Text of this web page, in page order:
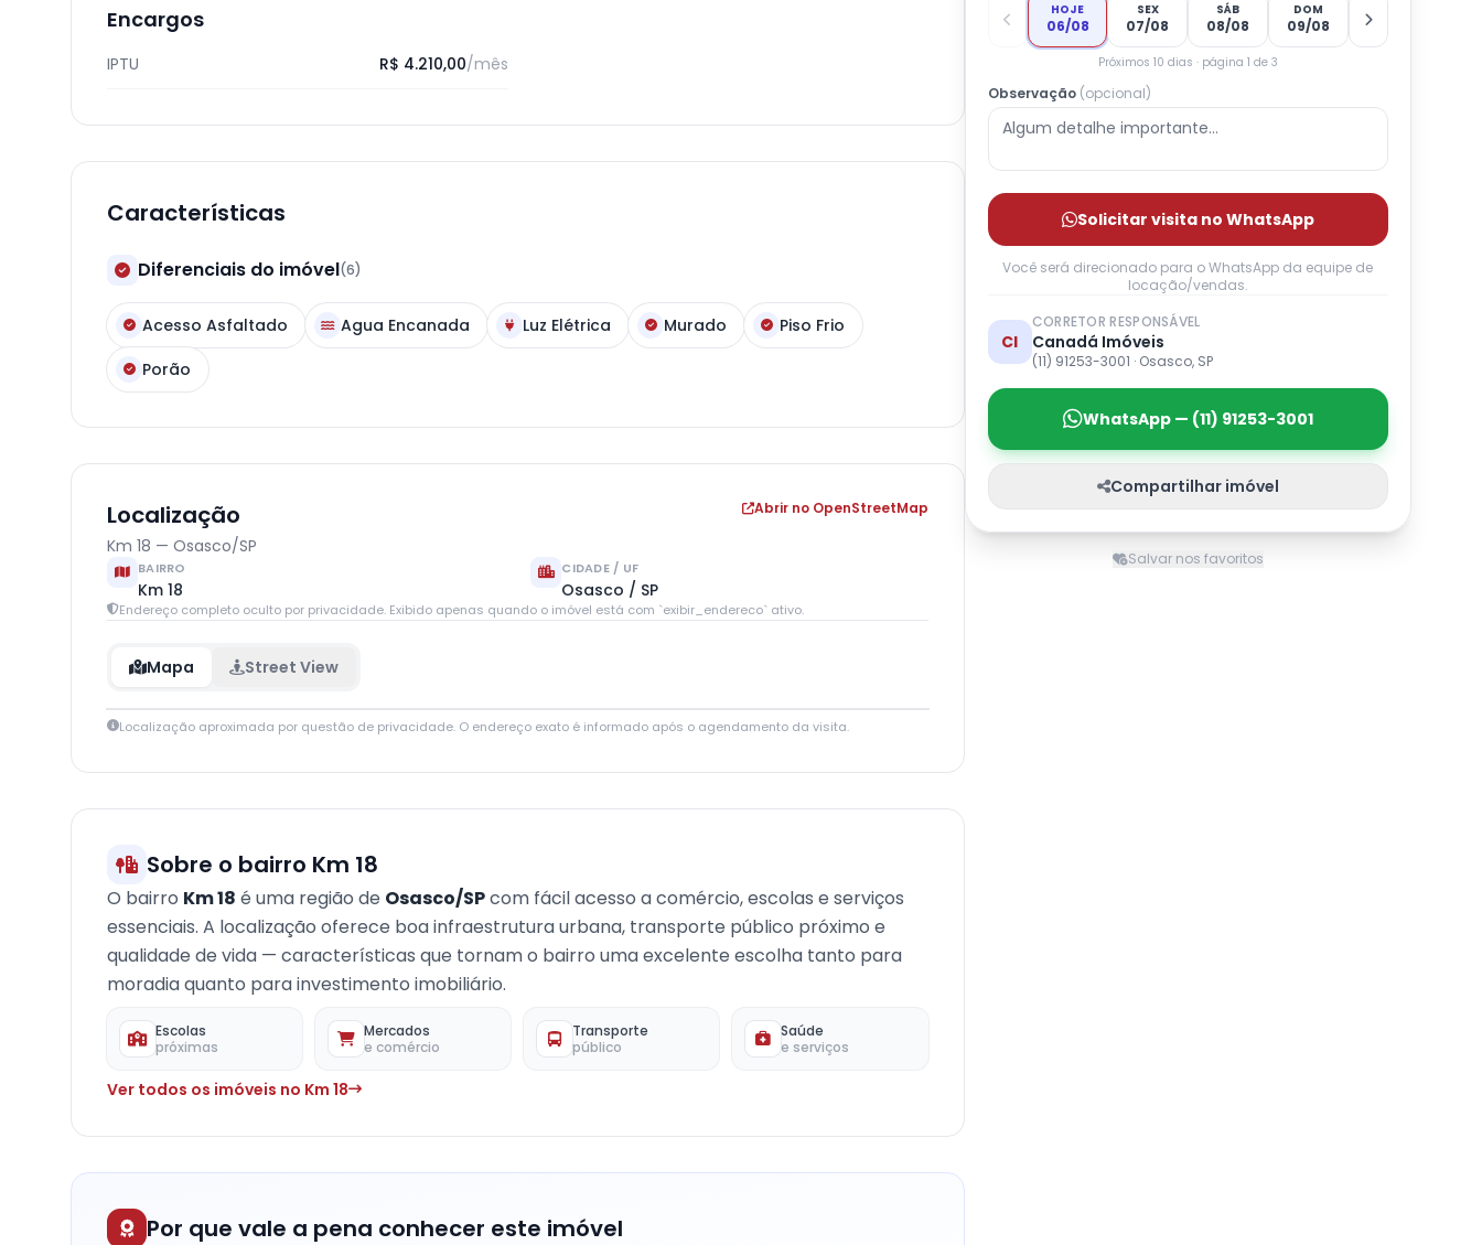
Encargos
IPTU R$ 4.210,00/mês
Características
Diferenciais do imóvel(6)
Acesso Asfaltado Agua Encanada Luz Elétrica Murado
Piso Frio
Porão
Localização
Km 18 — Osasco/SP
Abrir no OpenStreetMap
BAIRRO
Km 18
CIDADE / UF
Osasco / SP
Endereço completo oculto por privacidade. Exibido apenas quando o imóvel está com `exibir_endereco` ativo.
Mapa Street View
+
−
Localização aproximada por questão de privacidade. O endereço exato é informado após o agendamento da visita.
Sobre o bairro Km 18
O bairro Km 18 é uma região de Osasco/SPcom fácil acesso a comércio, escolas e serviços
essenciais. A localização oferece boa infraestrutura urbana, transporte público próximo e
qualidade de vida — características que tornam o bairro uma excelente escolha tanto para
moradia quanto para investimento imobiliário.
Escolas
próximas
Mercados
e comércio
Transporte
público
Saúde
e serviços
Ver todos os imóveis no Km 18
Por que vale a pena conhecer este imóvel
HOJE
06/08
SEX
07/08
SÁB
08/08
DOM
09/08
Próximos 10 dias · página 1 de 3
Observação (opcional)
Solicitar visita no WhatsApp
Você será direcionado para o WhatsApp da equipe de
locação/vendas.
CI
CORRETOR RESPONSÁVEL
Canadá Imóveis
(11) 91253-3001 · Osasco, SP
WhatsApp — (11) 91253-3001
Compartilhar imóvel
Salvar nos favoritos